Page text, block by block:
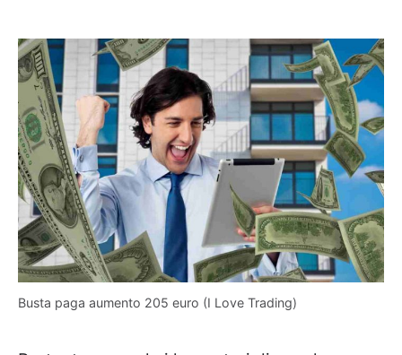
Busta paga aumento 205 euro (I Love Trading)